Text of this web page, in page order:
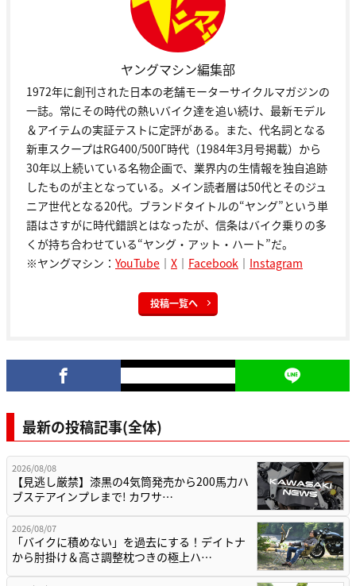
ヤングマシン編集部
1972年に創刊された日本の老舗モーターサイクルマガジンの
一誌。常にその時代の熱いバイク達を追い続け、最新モデル
＆アイテムの実証テストに定評がある。また、代名詞となる
新車スクープはRG400/500Γ時代（1984年3月号掲載）から
30年以上続いている名物企画で、業界内の生情報を独自追跡
したものが主となっている。メイン読者層は50代とそのジュ
ニア世代となる20代。ブランドタイトルの“ヤング”という単
語はさすがに時代錯誤とはなったが、信条はバイク乗りの多
くが持ち合わせている“ヤング・アット・ハート”だ。
※ヤングマシン： YouTube ｜ X ｜ Facebook ｜ Instagram
投稿一覧へ
最新の投稿記事(全体)
2026/08/08
【見逃し厳禁】漆黒の4気筒発売から200馬力ハ
ブステアインプレまで! カワサ…
2026/08/07
「バイクに積めない」を過去にする！デイトナ
から肘掛け＆高さ調整枕つきの極上ハ…